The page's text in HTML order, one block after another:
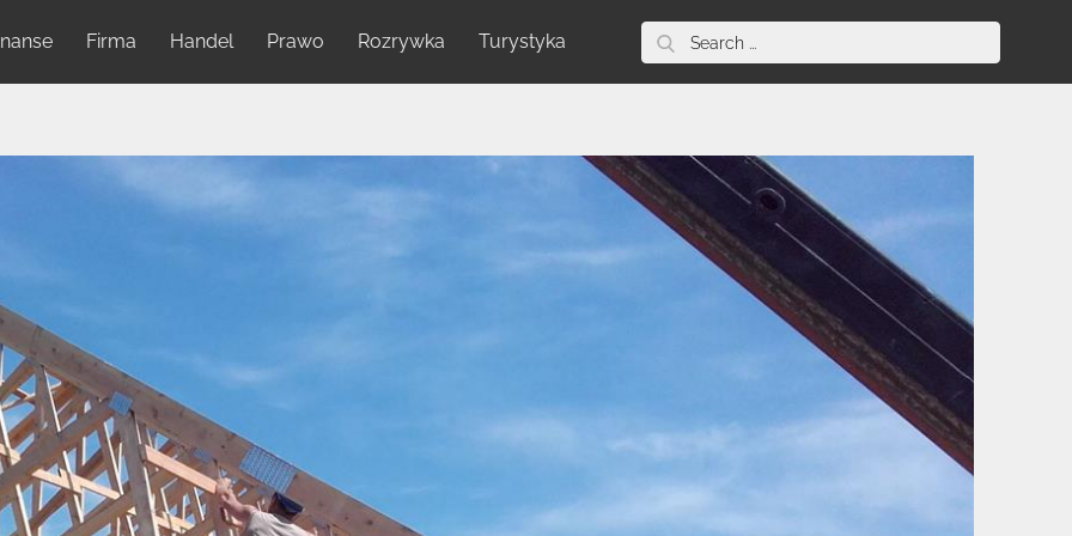
Firma Handel Prawo Rozrywka Turystyka
Search
for: